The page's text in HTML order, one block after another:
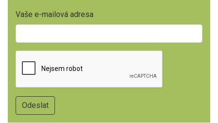
Vaše e-mailová adresa